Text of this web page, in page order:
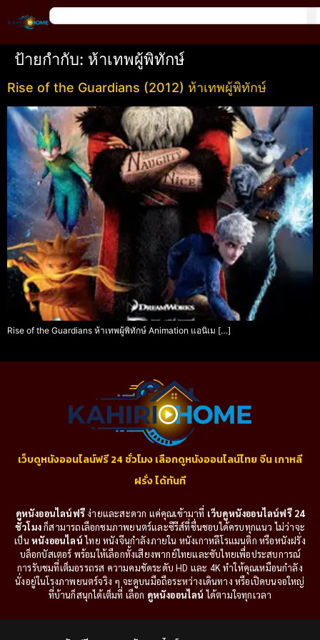
ป้ายกำกับ: ห้าเทพผู้พิทักษ์
Rise of the Guardians (2012) ห้าเทพผู้พิทักษ์
Rise of the Guardians ห้าเทพผู้พิทักษ์ Animation แอนิเม […]
เว็บดูหนังออนไลน์ฟรี 24 ชั่วโมง เลือกดูหนังออนไลน์ไทย จีน เกาหลี
ฝรั่ง ได้ทันที
ดูหนังออนไลน์ฟรีง่ายและสะดวก แค่คุณเข้ามาที่ เว็บดูหนังออนไลน์ฟรี 24
ชั่วโมงก็สามารถเลือกชมภาพยนตร์และซีรีส์ที่ชื่นชอบได้ครบทุกแนว ไม่ว่าจะ
เป็นหนังออนไลน์ไทย หนังจีนกำลังภายใน หนังเกาหลีโรแมนติก หรือหนังฝรั่ง
บล็อกบัสเตอร์ พร้อมให้เลือกทั้งเสียงพากย์ไทยและซับไทยเพื่อประสบการณ์
การรับชมที่เต็มอรรถรส ความคมชัดระดับ HD และ 4K ทำให้คุณเหมือนกำลัง
นั่งอยู่ในโรงภาพยนตร์จริง ๆ จะดูบนมือถือระหว่างเดินทาง หรือเปิดบนจอใหญ่
ที่บ้านก็สนุกได้เต็มที่ เลือก ดูหนังออนไลน์ ได้ตามใจทุกเวลา